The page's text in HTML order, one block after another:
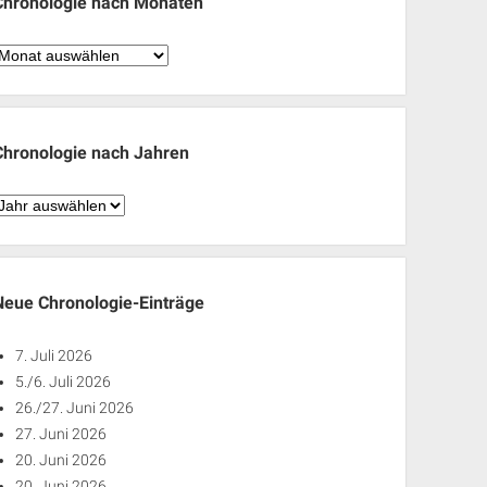
Chronologie
nach Jahren
Chronologie-Einträge
7. Juli 2026
5./6. Juli 2026
26./27. Juni 2026
27. Juni 2026
20. Juni 2026